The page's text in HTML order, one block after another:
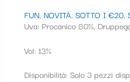
FUN, NOVITÀ, SOTTO I €20,
Uva: Procanico 80%,
Vol: 13%
Disponibilità: Solo 3 pezzi